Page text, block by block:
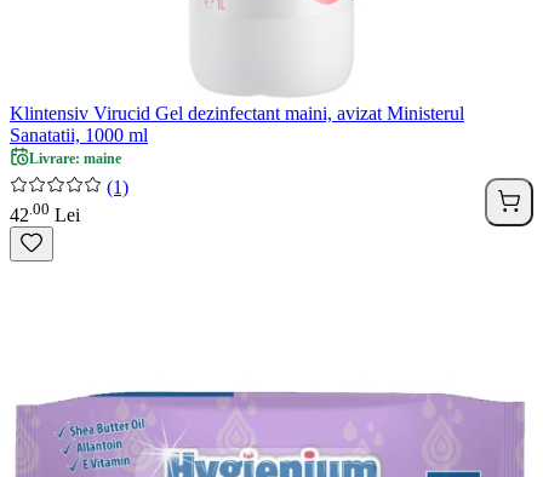
Klintensiv Virucid Gel dezinfectant maini, avizat Ministerul
Sanatatii, 1000 ml
Livrare: maine
(1)
42 00 Lei